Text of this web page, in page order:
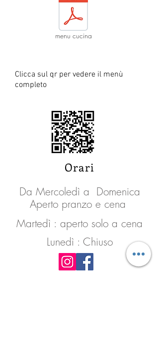
menu cucina
Clicca sul qr per vedere il menù
completo
Orari
Da Mercoledì a Domenica
Aperto pranzo e cena
Martedì : aperto solo a cena
Lunedì : Chiuso